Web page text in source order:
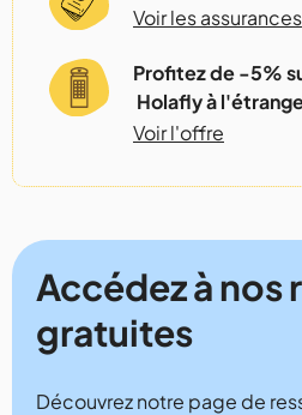
Voir les assurances
Profitez de -5%
Holafly à
Voir l'offre
Accédez à nos
gratuites
Découvrez notre page de